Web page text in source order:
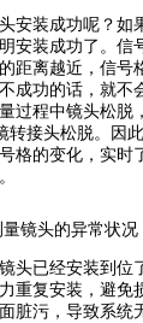
安装成功呢？如
安装成功了。信
距离越近，信号
成功的话，就不
过程中镜头松脱
转接头松脱。因
格的变化，实时
镜头的异常状况
头已经安装到位
重复安装，避免
脏污，导致系统